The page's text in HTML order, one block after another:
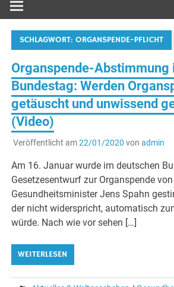
SCHLAGWORT:ORGANSPENDE-PFLICHT
Organspende-Abstimmung
Bundestag: Werden
getäuscht und unwissend
(Video)
Veröffentlicht am22/01/2020 von admin
Am 16. Januar wurde im deutschen
Gesetzesentwurf zur Organspende von
Gesundheitsminister Jens Spahn
der nicht widerspricht, automatisch
würde. Nach wie vor sehen […]
WEITERLESEN